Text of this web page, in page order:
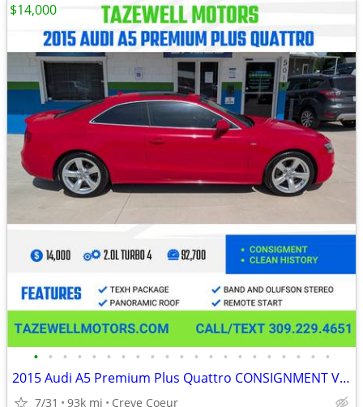
• • • • • • • • • • • • • • • • • • • • •
2015 Audi A5 Premium Plus Quattro CONSIGNMENT VEHICLE
7/31 93k mi Creve Coeur
$14,000